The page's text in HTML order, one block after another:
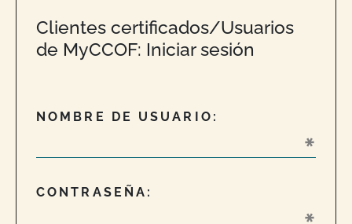
Clientes certificados/Usuarios
de MyCCOF: Iniciar sesión
NOMBRE DE USUARIO:
CONTRASEÑA: